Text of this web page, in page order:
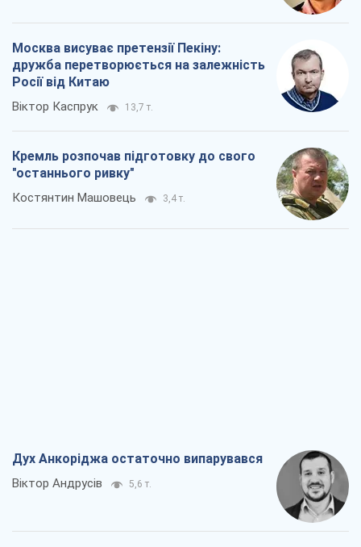
Москва висуває претензії Пекіну:
дружба перетворюється на залежність
Росії від Китаю
Віктор Каспрук 13,7 т.
Кремль розпочав підготовку до свого
"останнього ривку"
Костянтин Машовець 3,4 т.
Дух Анкоріджа остаточно випарувався
Віктор Андрусів 5,6 т.